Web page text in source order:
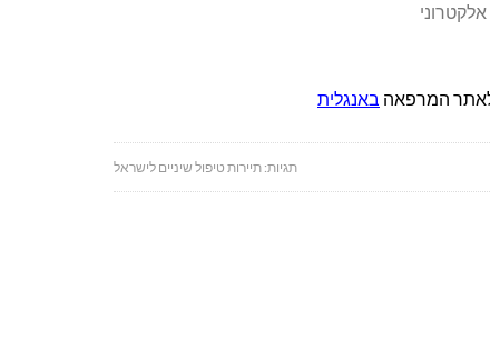
המרפאה באנגלית
תגיות: תיירות טיפול שיניים לישראל